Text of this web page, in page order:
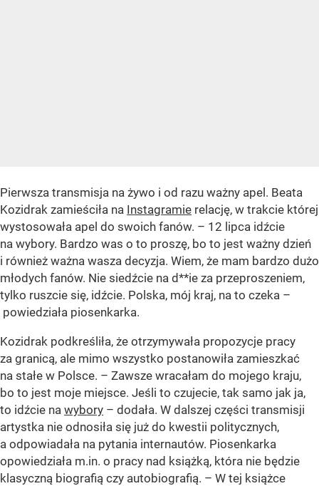
Pierwsza transmisja na żywo i od razu ważny apel. Beata
Kozidrak zamieściła na Instagramie relację, w trakcie której
wystosowała apel do swoich fanów. – 12 lipca idźcie
na wybory. Bardzo was o to proszę, bo to jest ważny dzień
i również ważna wasza decyzja. Wiem, że mam bardzo dużo
młodych fanów. Nie siedźcie na d**ie za przeproszeniem,
tylko ruszcie się, idźcie. Polska, mój kraj, na to czeka –
powiedziała piosenkarka.
Kozidrak podkreśliła, że otrzymywała propozycje pracy
za granicą, ale mimo wszystko postanowiła zamieszkać
na stałe w Polsce. – Zawsze wracałam do mojego kraju,
bo to jest moje miejsce. Jeśli to czujecie, tak samo jak ja,
to idźcie na wybory – dodała. W dalszej części transmisji
artystka nie odnosiła się już do kwestii politycznych,
a odpowiadała na pytania internautów. Piosenkarka
opowiedziała m.in. o pracy nad książką, która nie będzie
klasyczną biografią czy autobiografią. – W tej książce